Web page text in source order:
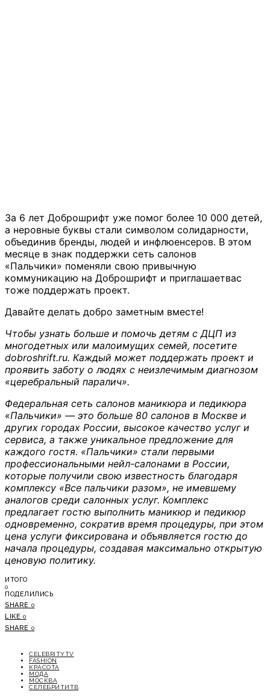
За 6 лет Доброшрифт уже помог более 10 000 детей,
а неровные буквы стали символом солидарности,
объединив бренды, людей и инфлюенсеров. В этом
месяце в знак поддержки сеть салонов
«Пальчики» поменяли свою привычную
коммуникацию на Доброшрифт и приглашаетвас
тоже поддержать проект.
Давайте делать добро заметным вместе!
Чтобы узнать больше и помочь детям с ДЦП из
многодетных или малоимущих семей, посетите
dobroshrift.ru. Каждый может поддержать проект и
проявить заботу о людях с неизлечимым диагнозом
«церебральный паралич».
Федеральная сеть салонов маникюра и педикюра
«Пальчики» — это больше 80 салонов в Москве и
других городах России, высокое качество услуг и
сервиса, а также уникальное предложение для
каждого гостя. «Пальчики» стали первыми
профессиональными нейл-салонами в России,
которые получили свою известность благодаря
комплексу «Все пальчики разом», не имевшему
аналогов среди салонных услуг. Комплекс
предлагает гостю выполнить маникюр и педикюр
одновременно, сократив время процедуры, при этом
цена услуги фиксирована и объявляется гостю до
начала процедуры, создавая максимально открытую
ценовую политику.
ИТОГО
0
ПОДЕЛИЛИСЬ
SHARE 0
LIKE 0
SHARE 0
CELEBRITYTV
FASHION
КРАСОТА
МОДА
МОСКВА
СЕЛЕБРИТИТВ